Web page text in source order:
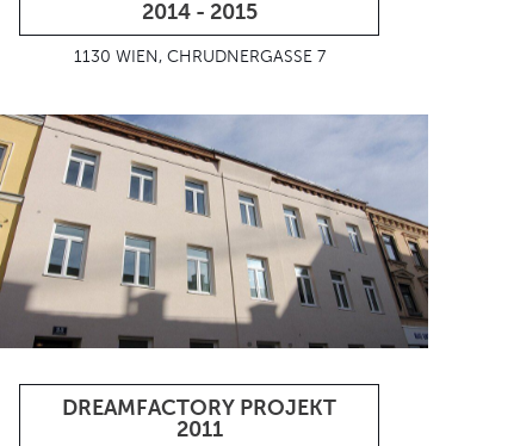
2014 - 2015
1130 WIEN, CHRUDNERGASSE 7
DREAMFACTORY PROJEKT
2011